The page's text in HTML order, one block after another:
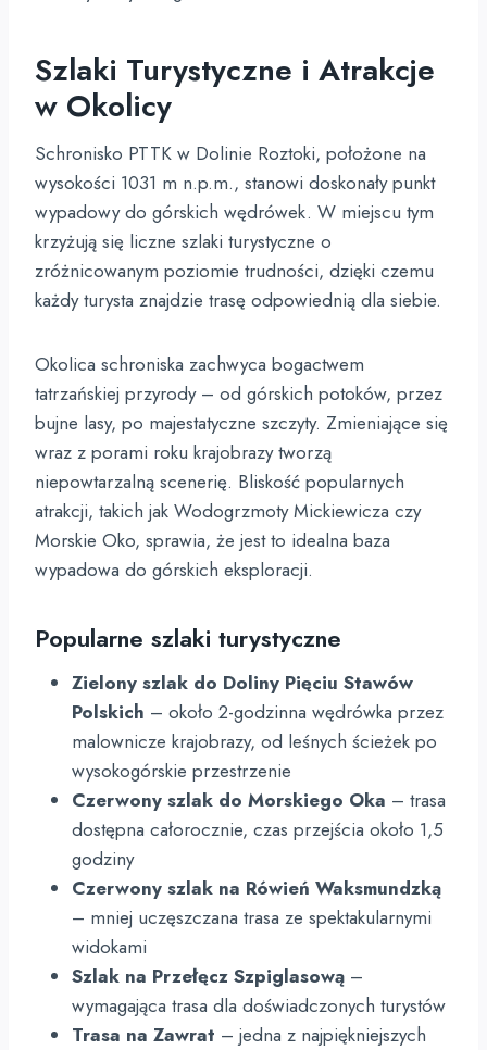
Szlaki Turystyczne i Atrakcje
w Okolicy
Schronisko PTTK w Dolinie Roztoki, położone na
wysokości 1031 m n.p.m., stanowi doskonały punkt
wypadowy do górskich wędrówek. W miejscu tym
krzyżują się liczne szlaki turystyczne o
zróżnicowanym poziomie trudności, dzięki czemu
każdy turysta znajdzie trasę odpowiednią dla siebie.
Okolica schroniska zachwyca bogactwem
tatrzańskiej przyrody – od górskich potoków, przez
bujne lasy, po majestatyczne szczyty. Zmieniające się
wraz z porami roku krajobrazy tworzą
niepowtarzalną scenerię. Bliskość popularnych
atrakcji, takich jak Wodogrzmoty Mickiewicza czy
Morskie Oko, sprawia, że jest to idealna baza
wypadowa do górskich eksploracji.
Popularne szlaki turystyczne
Zielony szlak do Doliny Pięciu Stawów
Polskich – około 2-godzinna wędrówka przez
malownicze krajobrazy, od leśnych ścieżek po
wysokogórskie przestrzenie
Czerwony szlak do Morskiego Oka – trasa
dostępna całorocznie, czas przejścia około 1,5
godziny
Czerwony szlak na Rówień Waksmundzką
– mniej uczęszczana trasa ze spektakularnymi
widokami
Szlak na Przełęcz Szpiglasową –
wymagająca trasa dla doświadczonych turystów
Trasa na Zawrat – jedna z najpiękniejszych